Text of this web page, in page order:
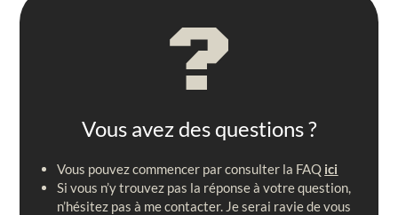
?
Vous avez des questions ?
Vous pouvez commencer par consulter la FAQ ici
Si vous n’y trouvez pas la réponse à votre question,
n’hésitez pas à me contacter. Je serai ravie de vous